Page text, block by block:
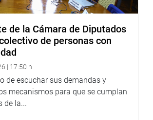
gozar de una serie de derechos,
del cese, con lo cual duplica lo que
una asignación por tiempo de
a dos remuneraciones mensuales al
de servicios y una asignación económica
remuneraciones al cumplir los 30 años.
de la Cámara de Diputados
de personas con
| 17:50 h
de escuchar sus demandas y
mecanismos para que se cumplan
de la...